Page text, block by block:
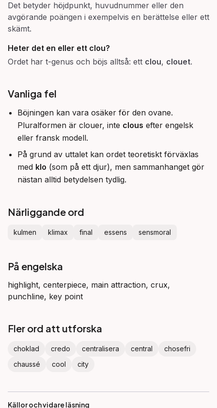
Det betyder höjdpunkt, huvudnummer eller den
avgörande poängen i exempelvis en berättelse eller ett
skämt.
Heter det en eller ett clou?
Ordet har t-genus och böjs alltså: ett clou, clouet.
Vanliga fel
Böjningen kan vara osäker för den ovane.
Pluralformen är clouer, inte clous efter engelsk
eller fransk modell.
På grund av uttalet kan ordet teoretiskt förväxlas
med klo (som på ett djur), men sammanhanget gör
nästan alltid betydelsen tydlig.
Närliggande ord
kulmen klimax final essens sensmoral
På engelska
highlight, centerpiece, main attraction, crux,
punchline, key point
Fler ord att utforska
choklad credo centralisera central
chosefri
chaussé
cool city
Källor och vidare läsning